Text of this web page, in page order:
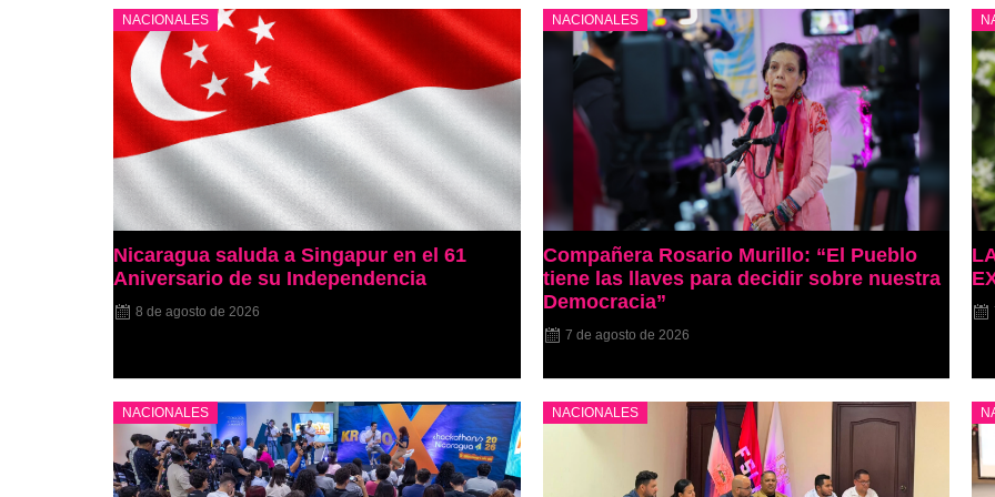
NACIONALES
Nicaragua saluda a Singapur en el 61
Aniversario de su Independencia
8 de agosto de 2026
NACIONALES
Compañera Rosario Murillo: “El Pueblo
tiene las llaves para decidir sobre nuestra
Democracia”
7 de agosto de 2026
NACIONALES NACIONALES